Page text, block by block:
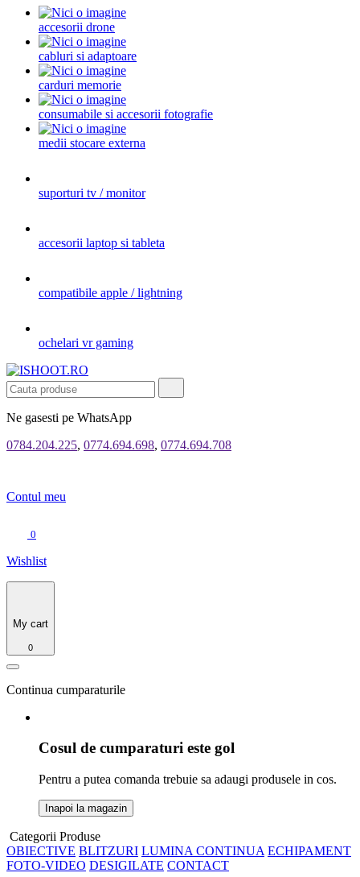
accesorii drone
cabluri si adaptoare
carduri memorie
consumabile si accesorii fotografie
medii stocare externa
suporturi tv / monitor
accesorii laptop si tableta
compatibile apple / lightning
ochelari vr gaming
Ne gasesti pe WhatsApp
0784.204.225, 0774.694.698, 0774.694.708
Contul meu
0
Wishlist
My cart
0
Continua cumparaturile
Cosul de cumparaturi este gol
Pentru a putea comanda trebuie sa adaugi produsele in cos.
Inapoi la magazin
Categorii Produse
OBIECTIVE BLITZURI LUMINA CONTINUA ECHIPAMENT
FOTO-VIDEO DESIGILATE CONTACT